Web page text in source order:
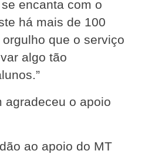
encanta com o
há mais de 100
que o serviço
algo tão
agradeceu o apoio
ao apoio do MT